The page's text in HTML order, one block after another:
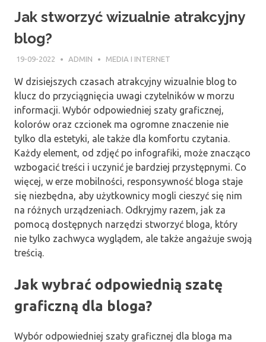
Jak stworzyć wizualnie atrakcyjny
blog?
19-09-2022 ADMIN MEDIA I INTERNET
W dzisiejszych czasach atrakcyjny wizualnie blog to
klucz do przyciągnięcia uwagi czytelników w morzu
informacji. Wybór odpowiedniej szaty graficznej,
kolorów oraz czcionek ma ogromne znaczenie nie
tylko dla estetyki, ale także dla komfortu czytania.
Każdy element, od zdjęć po infografiki, może znacząco
wzbogacić treści i uczynić je bardziej przystępnymi. Co
więcej, w erze mobilności, responsywność bloga staje
się niezbędna, aby użytkownicy mogli cieszyć się nim
na różnych urządzeniach. Odkryjmy razem, jak za
pomocą dostępnych narzędzi stworzyć bloga, który
nie tylko zachwyca wyglądem, ale także angażuje swoją
treścią.
Jak wybrać odpowiednią szatę
graficzną dla bloga?
Wybór odpowiedniej szaty graficznej dla bloga ma